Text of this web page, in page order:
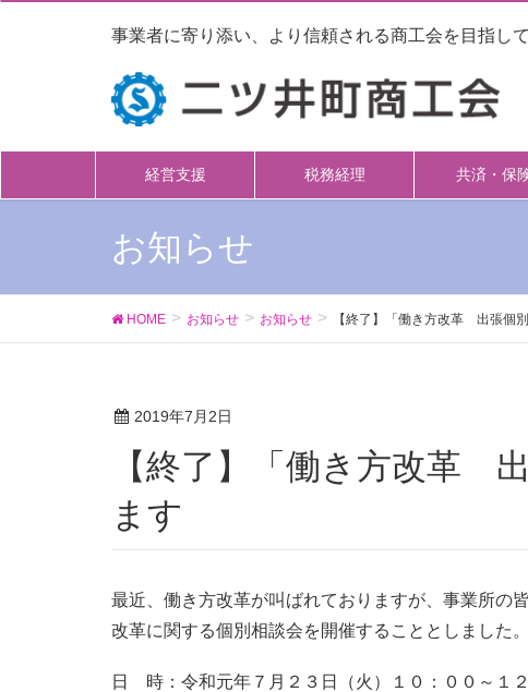
事業者に寄り添い、より信頼される商工会を目指して
経営支援 税務経理 共済・保
お知らせ
HOME お知らせ お知らせ 【終了】「働き方改革 出張個
2019年7月2日
【終了】「働き方改革 出張個別相談会」を開催し
ます
最近、働き方改革が叫ばれておりますが、事業所の
改革に関する個別相談会を開催することとしました
日 時：令和元年７月２３日（火）１０：００～１